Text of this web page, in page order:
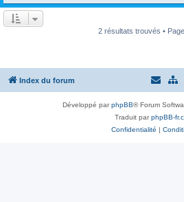
2 résultats trouvés • Page
Index du forum
Développé parphpBB® Forum
Traduit parphpBB-
Confidentialité |